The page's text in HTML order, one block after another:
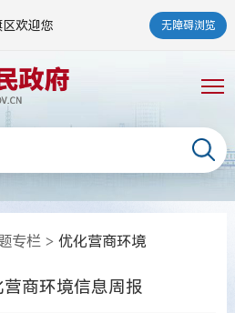
欢迎您 无障碍浏览
专栏 > 优化营商环境
商环境信息周报